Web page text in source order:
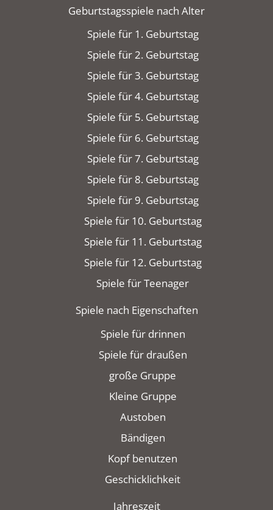
Geburtstagsspiele nach Alter
Spiele für 1. Geburtstag
Spiele für 2. Geburtstag
Spiele für 3. Geburtstag
Spiele für 4. Geburtstag
Spiele für 5. Geburtstag
Spiele für 6. Geburtstag
Spiele für 7. Geburtstag
Spiele für 8. Geburtstag
Spiele für 9. Geburtstag
Spiele für 10. Geburtstag
Spiele für 11. Geburtstag
Spiele für 12. Geburtstag
Spiele für Teenager
Spiele nach Eigenschaften
Spiele für drinnen
Spiele für draußen
große Gruppe
Kleine Gruppe
Austoben
Bändigen
Kopf benutzen
Geschicklichkeit
Jahreszeit